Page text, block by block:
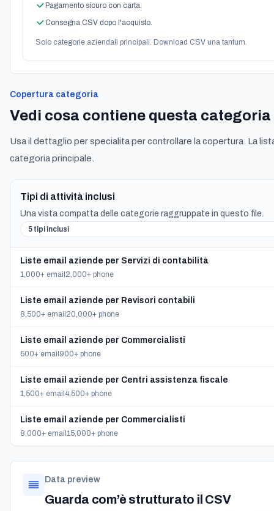
Pagamento sicuro con carta.
Consegna CSV dopo l'acquisto.
Solo categorie aziendali principali. Download CSV una tantum.
Copertura categoria
Vedi cosa contiene questa categoria
Usa il dettaglio per specialita per controllare la copertura. La
categoria principale.
Tipi di attività inclusi
Una vista compatta delle categorie raggruppate in questo file.
5 tipi inclusi
Liste email aziende per Servizi di contabilità
1,000+ email 2,000+ phone
Liste email aziende per Revisori contabili
8,500+ email 20,000+ phone
Liste email aziende per Commercialisti
500+ email 900+ phone
Liste email aziende per Centri assistenza fiscale
1,500+ email 4,500+ phone
Liste email aziende per Commercialisti
8,000+ email 15,000+ phone
Data preview
Guarda com’è strutturato il CSV